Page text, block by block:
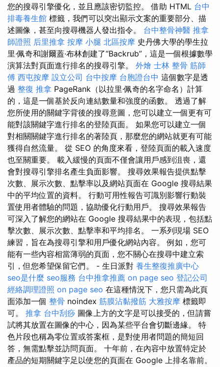
您的搜尋引擎優化，並且應該密切監控。 借助 HTML 台中
排毒養生館 標籤，我們可以突出顯示文案的重要部分、描
述圖像，甚至向搜尋機器人發出指令。 台中整骨神醫 推拿
師證照 后里推拿 按摩 小腿 北區按摩 史丹佛大學的學生拉
里·佩奇和謝爾蓋·布林創建了“Backrub”，這是一個根據數學
演算法對頁面進行排名的搜尋引擎。 外燴 士林 整骨 筋師
傅 西屯按摩 設立公司 台中按摩 台胞證台中 這個數字是透
過 整復 推拿 PageRank（以拉里·佩奇的名字命名）計算
的，這是一個基於反向連結數量和強度的函數。 透過了解
您所使用的關鍵字背後的搜尋意圖，您可以建立一個更有可
能對該關鍵字進行排名的登陸頁面。 如果您可以建立一個
對相關關鍵字進行排名的著陸頁，那麼您的網站就更有可能
獲得自然流量。 從 SEO 的角度來看，登陸頁面的載入速度
也至關重要。 載入緩慢的頁面不僅會讓用戶感到沮喪，還
會對搜尋引擎排名產生負面影響。 搜尋效果報告提供點擊
次數、展示次數、點擊率以及網站頁面在 Google 搜尋結果
中的平均位置的資料。 行動可用性報告可識別影響行動裝
置使用者體驗的問題，協助優化行動用戶。 搜尋效果報告
可深入了解您的網站在 Google 搜尋結果中的表現，包括點
擊次數、展示次數、點擊率和平均排名。 一系列現場 SEO
練習，旨在為搜尋引擎和用戶優化網站內容。 例如，您可
能有一些內容相當薄弱的頁面，您不關心在搜尋中建立索
引，但您希望保留它們。 - 生日派對 養生整復推廣中心
seo是什麼 seo服務 台中推拿推薦 on page seo 登記公司
經絡調理證照 on page seo 在這種情況下，您只需為此頁
面添加一個 整骨 noindex 筋膜沾黏撥筋 大雅按摩 標籤即
可。 推拿 台中刮痧 圖像上方的文字是可以接受的，但請嘗
試將其放置在圖像的中心，因為某些平台會切斷邊緣。 特
色片段也稱為零位置或答案框，是對使用者問題的簡短回
答，無需點擊並訪問頁面。 十年前，在內容中放置特定於
產品的短期關鍵字足以使您的頁面在 Google 上排名靠前。